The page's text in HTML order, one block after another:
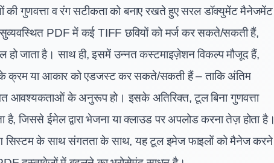
की गुणवत्ता व रंग सटीकता को बनाए रखते हुए सरल डॉक्युमेंट मैनेजमेंट
PDF में कई TIFF छवियों को मर्ज कर सकते/सकती हैं,
हो जाता है। साथ ही, इसमें उन्नत कस्टमाइज़ेशन विकल्प मौजूद हैं,
क्रम या आकार को एडजस्ट कर सकते/सकती हैं – ताकि अंतिम
आवश्यकताओं के अनुरूप हो। इसके अतिरिक्त, टूल बिना गुणवत्ता
जिससे ईमेल द्वारा भेजना या क्लाउड पर अपलोड करना तेज़ होता है।
सिस्टम के साथ संगतता के साथ, यह टूल इमेज फाइलों को मैनेज करने